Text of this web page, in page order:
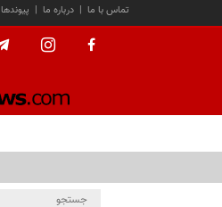
پیوندها | درباره ما | تماس با ما